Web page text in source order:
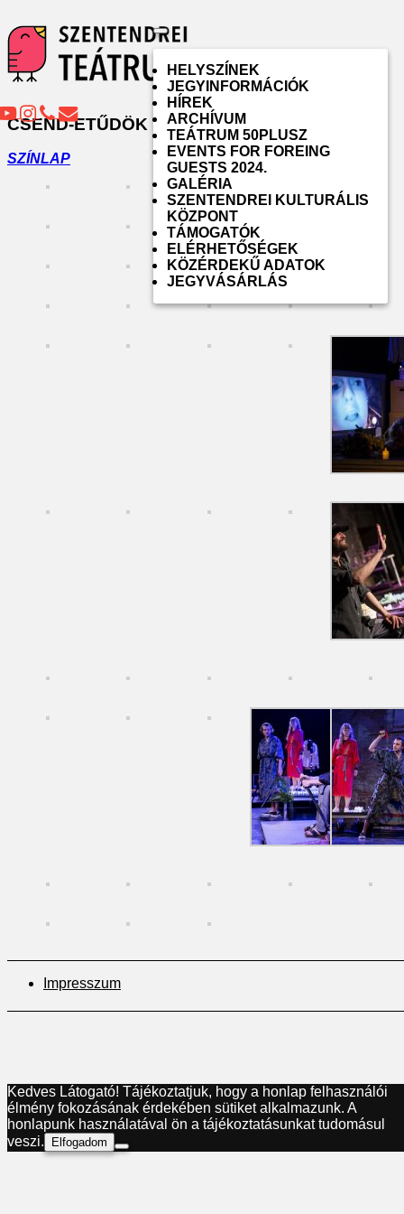
Toggle
navigation
HELYSZÍNEK
JEGYINFORMÁCIÓK
HÍREK
ARCHÍVUM
TEÁTRUM 50PLUSZ
EVENTS FOR FOREING
GUESTS 2024.
GALÉRIA
SZENTENDREI KULTURÁLIS
KÖZPONT
TÁMOGATÓK
ELÉRHETŐSÉGEK
KÖZÉRDEKŰ ADATOK
JEGYVÁSÁRLÁS
CSEND-ETŰDÖK
SZÍNLAP
Impresszum
Kedves Látogató! Tájékoztatjuk, hogy a honlap felhasználói
élmény fokozásának érdekében sütiket alkalmazunk. A
honlapunk használatával ön a tájékoztatásunkat tudomásul
veszi.
Elfogadom